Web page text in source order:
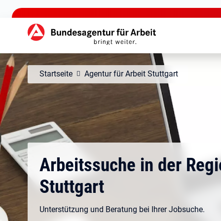
zu den Hauptinhalten springen
Hauptnavigation
Startseite Agentur für Arbeit Stuttgart
Arbeitssuche in der
Stuttgart
Unterstützung und Beratung bei Ihrer Jobsuche.